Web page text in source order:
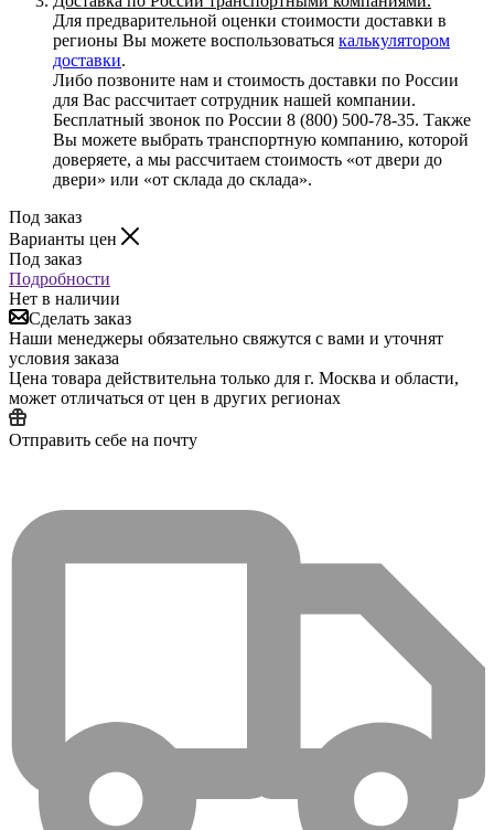
Для предварительной оценки стоимости доставки в
регионы Вы можете воспользоваться калькулятором
доставки.
Либо позвоните нам и стоимость доставки по России
для Вас рассчитает сотрудник нашей компании.
Бесплатный звонок по России 8 (800) 500-78-35. Также
Вы можете выбрать транспортную компанию, которой
доверяете, а мы рассчитаем стоимость «от двери до
двери» или «от склада до склада».
Под заказ
Варианты цен
Под заказ
Подробности
Нет в наличии
Сделать заказ
Наши менеджеры обязательно свяжутся с вами и уточнят
условия заказа
Цена товара действительна только для г. Москва и области,
может отличаться от цен в других регионах
Отправить себе на почту